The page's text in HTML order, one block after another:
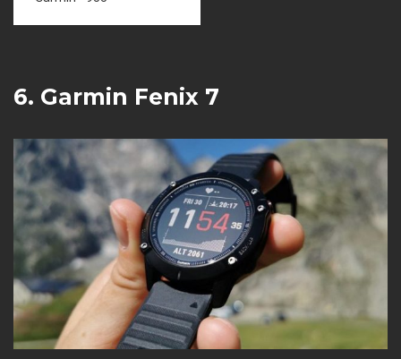
6. Garmin Fenix 7